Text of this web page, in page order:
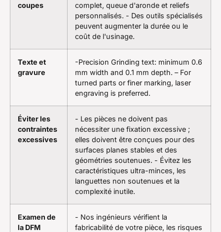
coupes
complet, queue d'aronde et reliefs
personnalisés. - Des outils spécialisés
peuvent augmenter la durée ou le
coût de l'usinage.
Texte et
gravure
-Precision Grinding text: minimum 0.6
mm width and 0.1 mm depth. – For
turned parts or finer marking, laser
engraving is preferred.
Éviter les
contraintes
excessives
- Les pièces ne doivent pas
nécessiter une fixation excessive ;
elles doivent être conçues pour des
surfaces planes stables et des
géométries soutenues. - Évitez les
caractéristiques ultra-minces, les
languettes non soutenues et la
complexité inutile.
Examen de
la DFM
- Nos ingénieurs vérifient la
fabricabilité de votre pièce, les risques